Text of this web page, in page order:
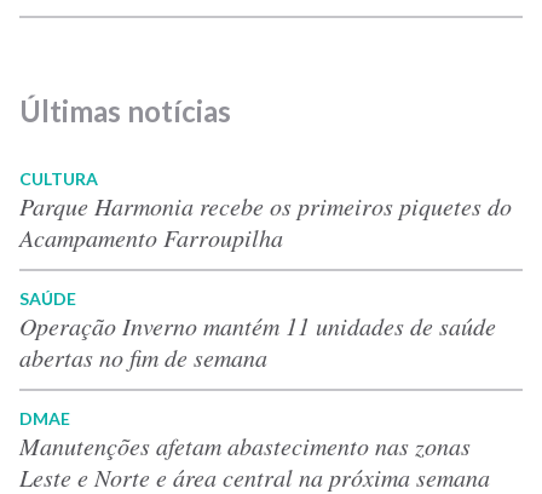
Últimas notícias
CULTURA
Parque Harmonia recebe os primeiros piquetes do
Acampamento Farroupilha
SAÚDE
Operação Inverno mantém 11 unidades de saúde
abertas no fim de semana
DMAE
Manutenções afetam abastecimento nas zonas
Leste e Norte e área central na próxima semana